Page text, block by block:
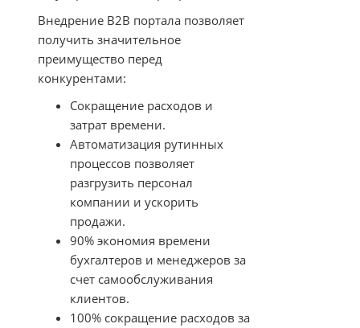
Внедрение B2B портала позволяет
получить значительное
преимущество перед
конкурентами:
Сокращение расходов и
затрат времени.
Автоматизация рутинных
процессов позволяет
разгрузить персонал
компании и ускорить
продажи.
90% экономия времени
бухгалтеров и менеджеров за
счет самообслуживания
клиентов.
100% сокращение расходов за